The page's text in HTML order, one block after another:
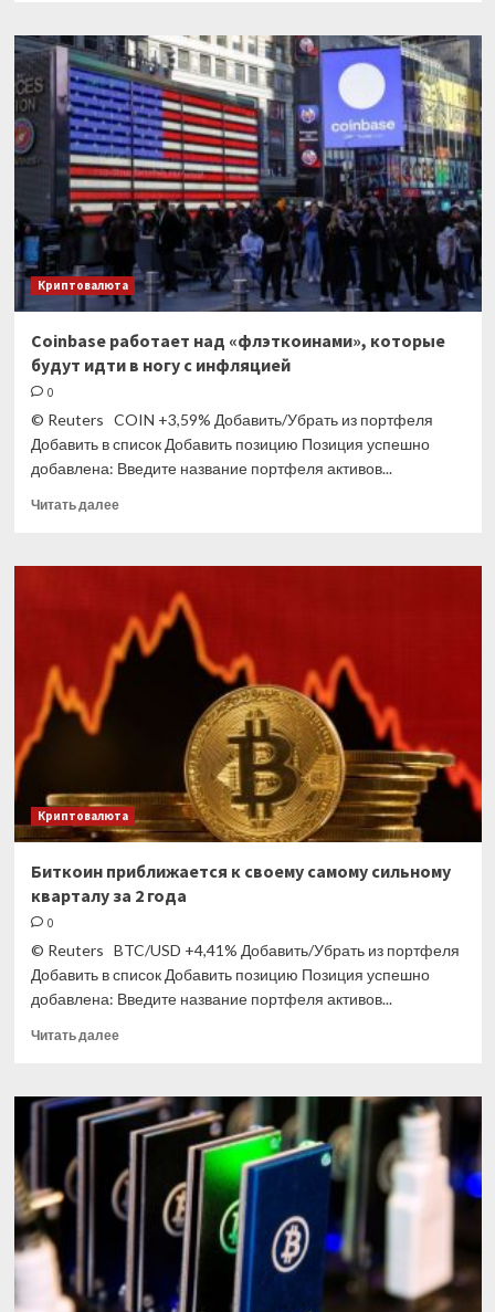
США
стали
главным
экспортером
газа
в мире
Криптовалюта
Coinbase работает над «флэткоинами», которые
будут идти в ногу с инфляцией
0
© Reuters COIN +3,59% Добавить/Убрать из портфеля
Добавить в список Добавить позицию Позиция успешно
добавлена: Введите название портфеля активов...
Читать далееПрочитать
Coinbase
«флэткоинами»,
которые
будут
инфляцией
Криптовалюта
Биткоин приближается к своему самому сильному
кварталу за 2 года
0
© Reuters BTC/USD +4,41% Добавить/Убрать из портфеля
Добавить в список Добавить позицию Позиция успешно
добавлена: Введите название портфеля активов...
Читать далееПрочитать
Биткоин
приближается
самому
сильному
кварталу
года